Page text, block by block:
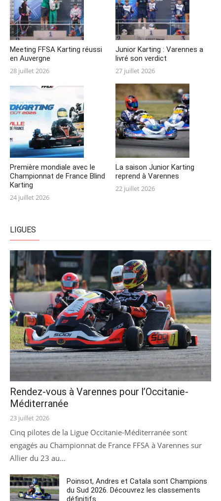
Meeting FFSA Karting réussi
en Auvergne
Posted
28 juillet 2026
Junior Karting : Varennes a
livré son verdict
Posted
27 juillet 2026
Première mondiale avec le
Championnat de France Blind
Karting
Posted
24 juillet 2026
La saison Junior Karting
reprend à Varennes
Posted
22 juillet 2026
LIGUES
Rendez-vous à Varennes pour l’Occitanie-
Méditerranée
Posted
on
23 juillet 2026
Cinq pilotes de la Ligue Occitanie-Méditerranée sont
engagés au Championnat de France FFSA à Varennes sur
Allier du 23 au...
Poinsot, Andres et Catala sont Champions
du Sud 2026. Découvrez les classements
définitifs